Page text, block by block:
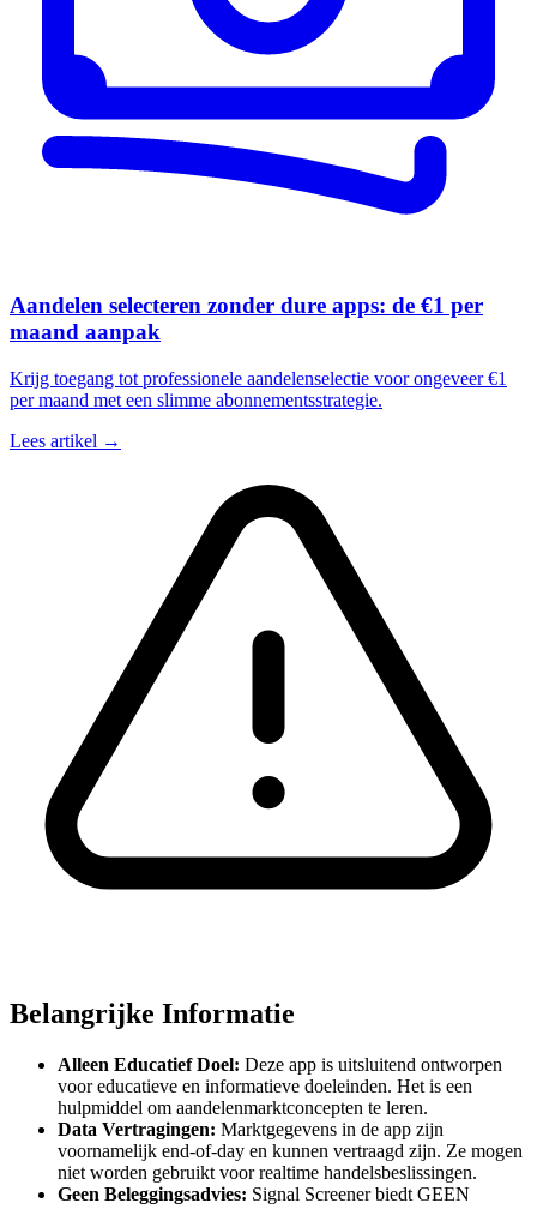
Aandelen selecteren zonder dure apps: de €1 per
maand aanpak
Krijg toegang tot professionele aandelenselectie voor ongeveer €1
per maand met een slimme abonnementsstrategie.
Lees artikel →
Belangrijke Informatie
Alleen Educatief Doel: Deze app is uitsluitend ontworpen
voor educatieve en informatieve doeleinden. Het is een
hulpmiddel om aandelenmarktconcepten te leren.
Data Vertragingen: Marktgegevens in de app zijn
voornamelijk end-of-day en kunnen vertraagd zijn. Ze mogen
niet worden gebruikt voor realtime handelsbeslissingen.
Geen Beleggingsadvies: Signal Screener biedt GEEN